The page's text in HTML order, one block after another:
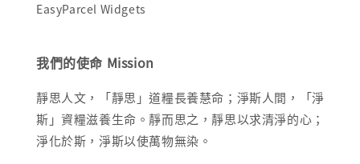
EasyParcel Widgets
我們的使命 Mission
靜思人文，「靜思」道糧長養慧命；淨斯人間，「淨
斯」資糧滋養生命。靜而思之，靜思以求清淨的心；
淨化於斯，淨斯以使萬物無染。